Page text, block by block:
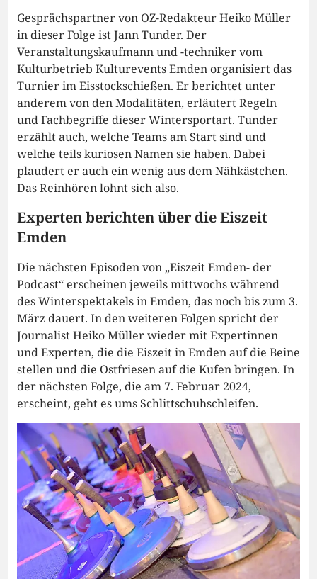
Gesprächspartner von OZ-Redakteur Heiko Müller
in dieser Folge ist Jann Tunder. Der
Veranstaltungskaufmann und -techniker vom
Kulturbetrieb Kulturevents Emden organisiert das
Turnier im Eisstockschießen. Er berichtet unter
anderem von den Modalitäten, erläutert Regeln
und Fachbegriffe dieser Wintersportart. Tunder
erzählt auch, welche Teams am Start sind und
welche teils kuriosen Namen sie haben. Dabei
plaudert er auch ein wenig aus dem Nähkästchen.
Das Reinhören lohnt sich also.
Experten berichten über die Eiszeit
Emden
Die nächsten Episoden von „Eiszeit Emden- der
Podcast“ erscheinen jeweils mittwochs während
des Winterspektakels in Emden, das noch bis zum 3.
März dauert. In den weiteren Folgen spricht der
Journalist Heiko Müller wieder mit Expertinnen
und Experten, die die Eiszeit in Emden auf die Beine
stellen und die Ostfriesen auf die Kufen bringen. In
der nächsten Folge, die am 7. Februar 2024,
erscheint, geht es ums Schlittschuhschleifen.